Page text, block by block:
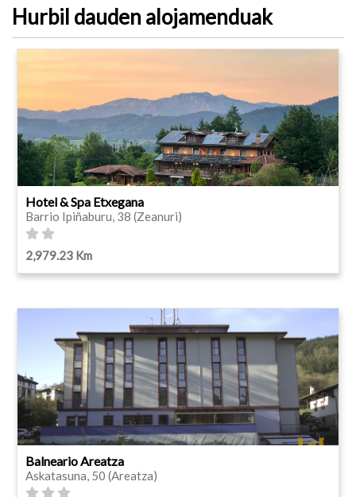
Hurbil dauden alojamenduak
Hotel & Spa Etxegana
Barrio Ipiñaburu, 38 (Zeanuri)
2,979.23 Km
Balneario Areatza
Askatasuna, 50 (Areatza)